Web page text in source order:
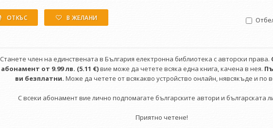
ОТКЪС В ЖЕЛАНИ
Станете член на единствената в България електронна библиотека с авторски права.
абонамент от 9.99 лв. (5.11 €)вие може да четете всяка една книга, качена в нея.
ви безплатни. Може да четете от всякакво устройство онлайн, нявсякъде и по
С всеки абонамент вие лично подпомагате българските автори и българската
Приятно четене!